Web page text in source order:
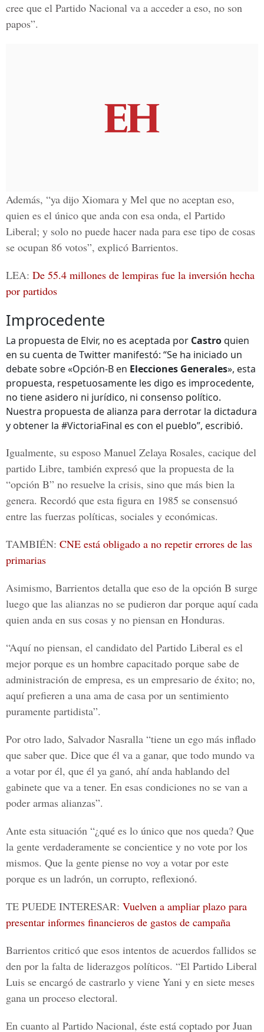
cree que el Partido Nacional va a acceder a eso, no son
papos”.
Además, “ya dijo Xiomara y Mel que no aceptan eso,
quien es el único que anda con esa onda, el Partido
Liberal; y solo no puede hacer nada para ese tipo de cosas
se ocupan 86 votos”, explicó Barrientos.
LEA: De 55.4 millones de lempiras fue la inversión hecha
por partidos
Improcedente
La propuesta de Elvir, no es aceptada por Castroquien
en su cuenta de Twitter manifestó: “Se ha iniciado un
debate sobre «Opción-B en Elecciones Generales», esta
propuesta, respetuosamente les digo es improcedente,
no tiene asidero ni jurídico, ni consenso político.
Nuestra propuesta de alianza para derrotar la dictadura
y obtener la #VictoriaFinal es con el pueblo”, escribió.
Igualmente, su esposo Manuel Zelaya Rosales, cacique del
partido Libre, también expresó que la propuesta de la
“opción B” no resuelve la crisis, sino que más bien la
genera. Recordó que esta figura en 1985 se consensuó
entre las fuerzas políticas, sociales y económicas.
TAMBIÉN: CNE está obligado a no repetir errores de las
primarias
Asimismo, Barrientos detalla que eso de la opción B surge
luego que las alianzas no se pudieron dar porque aquí cada
quien anda en sus cosas y no piensan en Honduras.
“Aquí no piensan, el candidato del Partido Liberal es el
mejor porque es un hombre capacitado porque sabe de
administración de empresa, es un empresario de éxito; no,
aquí prefieren a una ama de casa por un sentimiento
puramente partidista”.
Por otro lado, Salvador Nasralla “tiene un ego más inflado
que saber que. Dice que él va a ganar, que todo mundo va
a votar por él, que él ya ganó, ahí anda hablando del
gabinete que va a tener. En esas condiciones no se van a
poder armas alianzas”.
Ante esta situación “¿qué es lo único que nos queda? Que
la gente verdaderamente se concientice y no vote por los
mismos. Que la gente piense no voy a votar por este
porque es un ladrón, un corrupto, reflexionó.
TE PUEDE INTERESAR: Vuelven a ampliar plazo para
presentar informes financieros de gastos de campaña
Barrientos criticó que esos intentos de acuerdos fallidos se
den por la falta de liderazgos políticos. “El Partido Liberal
Luis se encargó de castrarlo y viene Yani y en siete meses
gana un proceso electoral.
En cuanto al Partido Nacional, éste está coptado por Juan